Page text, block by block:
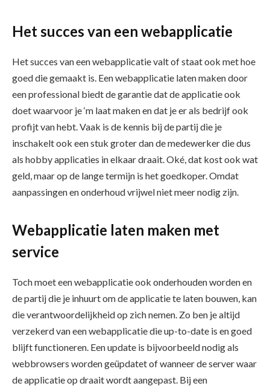
Het succes van een webapplicatie
Het succes van een webapplicatie valt of staat ook met hoe
goed die gemaakt is. Een webapplicatie laten maken door
een professional biedt de garantie dat de applicatie ook
doet waarvoor je ‘m laat maken en dat je er als bedrijf ook
profijt van hebt. Vaak is de kennis bij de partij die je
inschakelt ook een stuk groter dan de medewerker die dus
als hobby applicaties in elkaar draait. Oké, dat kost ook wat
geld, maar op de lange termijn is het goedkoper. Omdat
aanpassingen en onderhoud vrijwel niet meer nodig zijn.
Webapplicatie laten maken met
service
Toch moet een webapplicatie ook onderhouden worden en
de partij die je inhuurt om de applicatie te laten bouwen, kan
die verantwoordelijkheid op zich nemen. Zo ben je altijd
verzekerd van een webapplicatie die up-to-date is en goed
blijft functioneren. Een update is bijvoorbeeld nodig als
webbrowsers worden geüpdatet of wanneer de server waar
de applicatie op draait wordt aangepast. Bij een